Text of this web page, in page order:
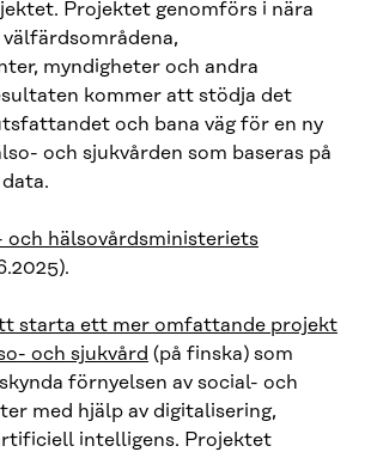
Projektet genomförs i nära
myndigheter och andra
kommer att stödja det
och bana väg för en ny
och sjukvården som baseras på
och hälsovårdsministeriets
starta ett mer omfattande projekt
och sjukvård (på finska) som
förnyelsen av social- och
med hjälp av digitalisering,
intelligens. Projektet